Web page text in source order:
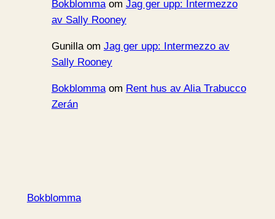
Bokblommaom Jag ger upp: Intermezzo
av Sally Rooney
Gunillaom Jag ger upp: Intermezzo av
Sally Rooney
Bokblommaom Rent hus av Alia Trabucco
Zerán
Bokblomma